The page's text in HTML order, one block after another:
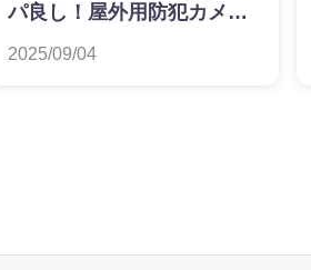
パ良し！屋外用防犯カメラ
2025/09/04